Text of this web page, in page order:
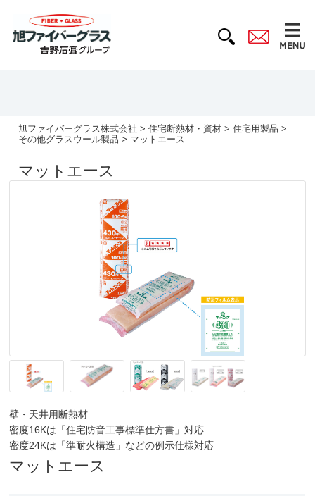
旭ファイバーグラス株式会社 >住宅断熱材・資材 >住宅用製品 >
その他グラスウール製品 > マットエース
マットエース
壁・天井用断熱材
密度16Kは「住宅防音工事標準仕方書」対応
密度24Kは「準耐火構造」などの例示仕様対応
マットエース